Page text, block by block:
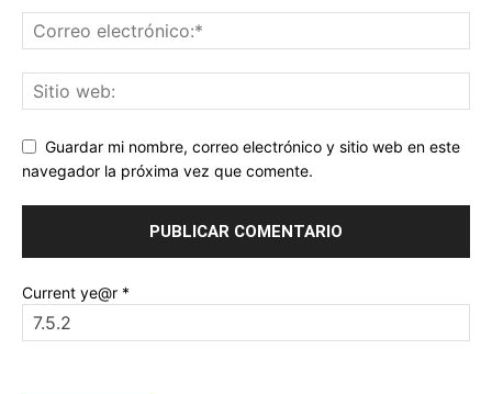
Guardar mi nombre, correo electrónico y sitio web en este
navegador la próxima vez que comente.
Current ye@r *